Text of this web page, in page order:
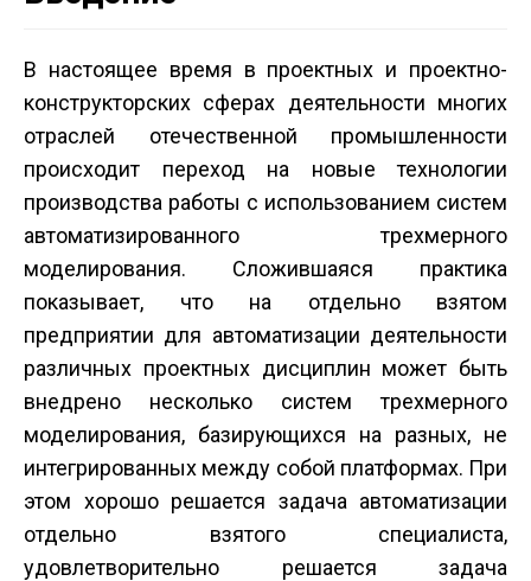
В настоящее время в проектных и проектно­
конструкторских сферах деятельности многих
отраслей отечественной промышленности
происходит переход на новые технологии
производства работы с использованием систем
автоматизированного трехмерного
моделирования. Сложившаяся практика
показывает, что на отдельно взятом
предприятии для автоматизации деятельности
различных проектных дисциплин может быть
внедрено несколько систем трехмерного
моделирования, базирующихся на разных, не
интегрированных между собой платформах. При
этом хорошо решается задача автоматизации
отдельно взятого специалиста,
удовлетворительно решается задача